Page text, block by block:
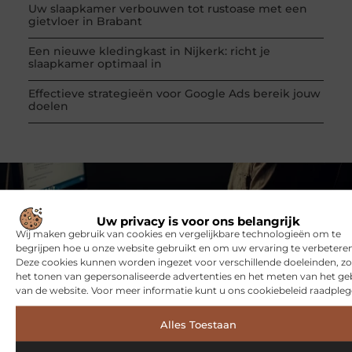
Uw privacy is voor ons belangrijk
Wij maken gebruik van cookies en vergelijkbare technologieën om te
begrijpen hoe u onze website gebruikt en om uw ervaring te
Deze cookies kunnen worden ingezet voor verschillende doeleinden,
het tonen van gepersonaliseerde advertenties en het meten van het
van de website. Voor meer informatie kunt u ons cookiebeleid
Alles Toestaan
Uw slaapkamer verbouwen tot rustoase met een
gietvloer in Brabant
Een nieuwe kledingkast in Nijkerk: richt je
slaapkamer optimaal in
Effectieve strategieën voor Google Ads bereik jouw
doelen
Comfortabel autobedrijf in Grave met extra service